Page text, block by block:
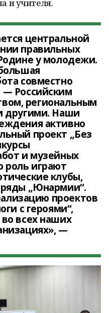
и учителя.
центральной
правильных
у молодежи.
совместно
Российским
региональным
другими. Наши
активно
проект „Без
и музейных
роль играют
клубы,
„Юнармии“.
проектов
с героями“,
всех наших
—